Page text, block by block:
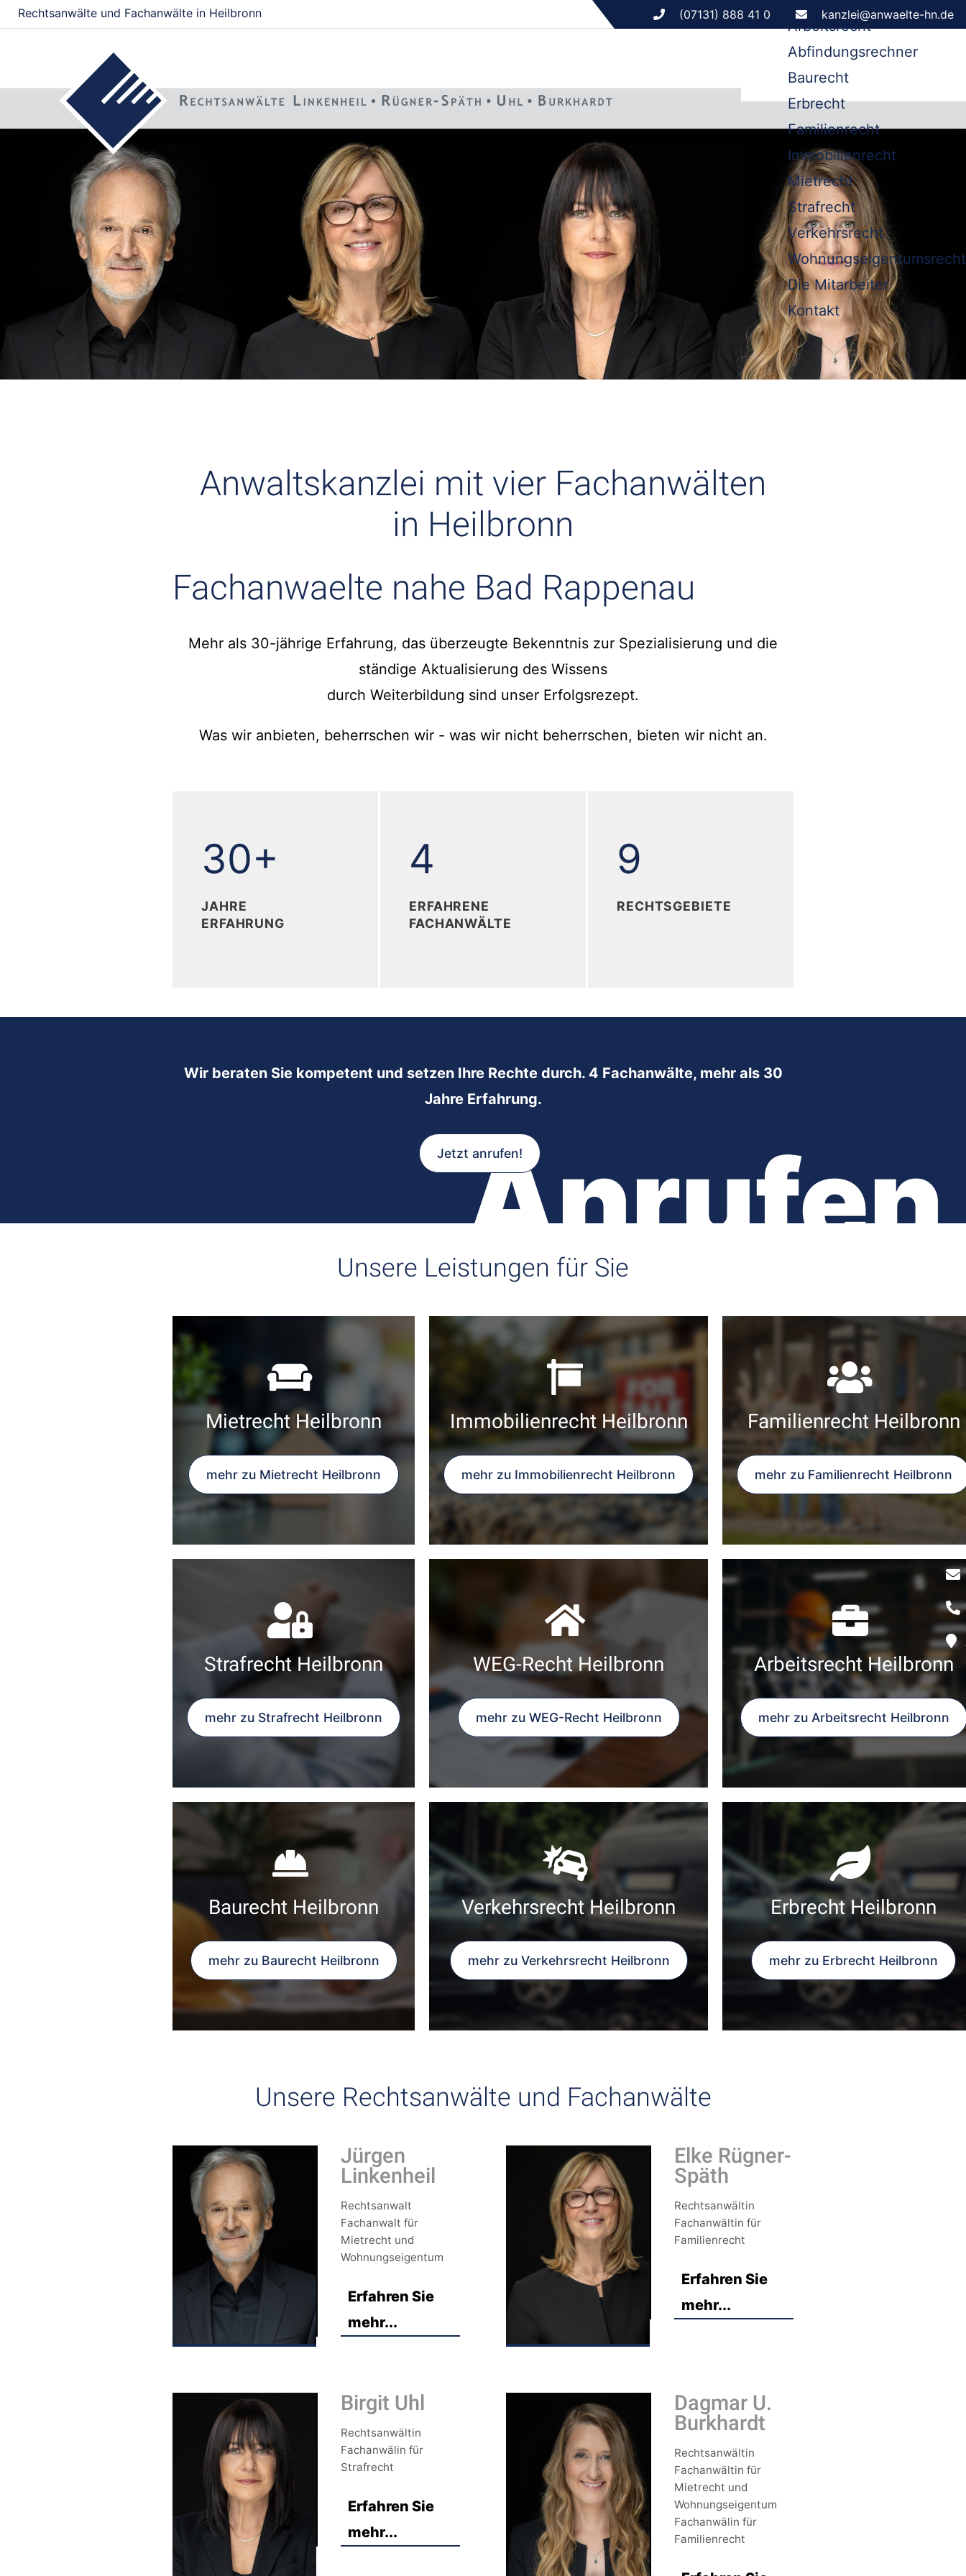
Rechtsanwälte und Fachanwälte in Heilbronn (07131) 888 41 0 kanzlei@anwaelte-hn.de
Arbeitsrecht
Abfindungsrechner
Baurecht
Erbrecht
Familienrecht
Immobilienrecht
Mietrecht
Strafrecht
Verkehrsrecht
Wohnungseigentumsrecht
Die Mitarbeiter
Kontakt
Anwaltskanzlei mit vier Fachanwälten
in Heilbronn
Fachanwaelte nahe Bad Rappenau
Mehr als 30-jährige Erfahrung, das überzeugte Bekenntnis zur Spezialisierung und die
ständige Aktualisierung des Wissens
durch Weiterbildung sind unser Erfolgsrezept.
Was wir anbieten, beherrschen wir - was wir nicht beherrschen, bieten wir nicht an.
30+
30+
JAHRE
ERFAHRUNG
4
ERFAHRENE
FACHANWÄLTE
9
RECHTSGEBIETE
Wir beraten Sie kompetent und setzen Ihre Rechte durch. 4 Fachanwälte, mehr als 30
Jahre Erfahrung.
Jetzt anrufen!
Anrufen
Unsere Leistungen für Sie
Mietrecht Heilbronn
mehr zu Mietrecht Heilbronn
Immobilienrecht Heilbronn
mehr zu Immobilienrecht Heilbronn
Familienrecht Heilbronn
mehr zu Familienrecht Heilbronn
Strafrecht Heilbronn
mehr zu Strafrecht Heilbronn
WEG-Recht Heilbronn
mehr zu WEG-Recht Heilbronn
Arbeitsrecht Heilbronn
mehr zu Arbeitsrecht Heilbronn
Baurecht Heilbronn
mehr zu Baurecht Heilbronn
Verkehrsrecht Heilbronn
mehr zu Verkehrsrecht Heilbronn
Erbrecht Heilbronn
mehr zu Erbrecht Heilbronn
Unsere Rechtsanwälte und Fachanwälte
Jürgen
Linkenheil
Rechtsanwalt
Fachanwalt für
Mietrecht und
Wohnungseigentum
Erfahren Sie
mehr...
Elke Rügner-
Späth
Rechtsanwältin
Fachanwältin für
Familienrecht
Erfahren Sie
mehr...
Birgit Uhl
Rechtsanwältin
Fachanwälin für
Strafrecht
Erfahren Sie
mehr...
Dagmar U.
Burkhardt
Rechtsanwältin
Fachanwältin für
Mietrecht und
Wohnungseigentum
Fachanwälin für
Familienrecht